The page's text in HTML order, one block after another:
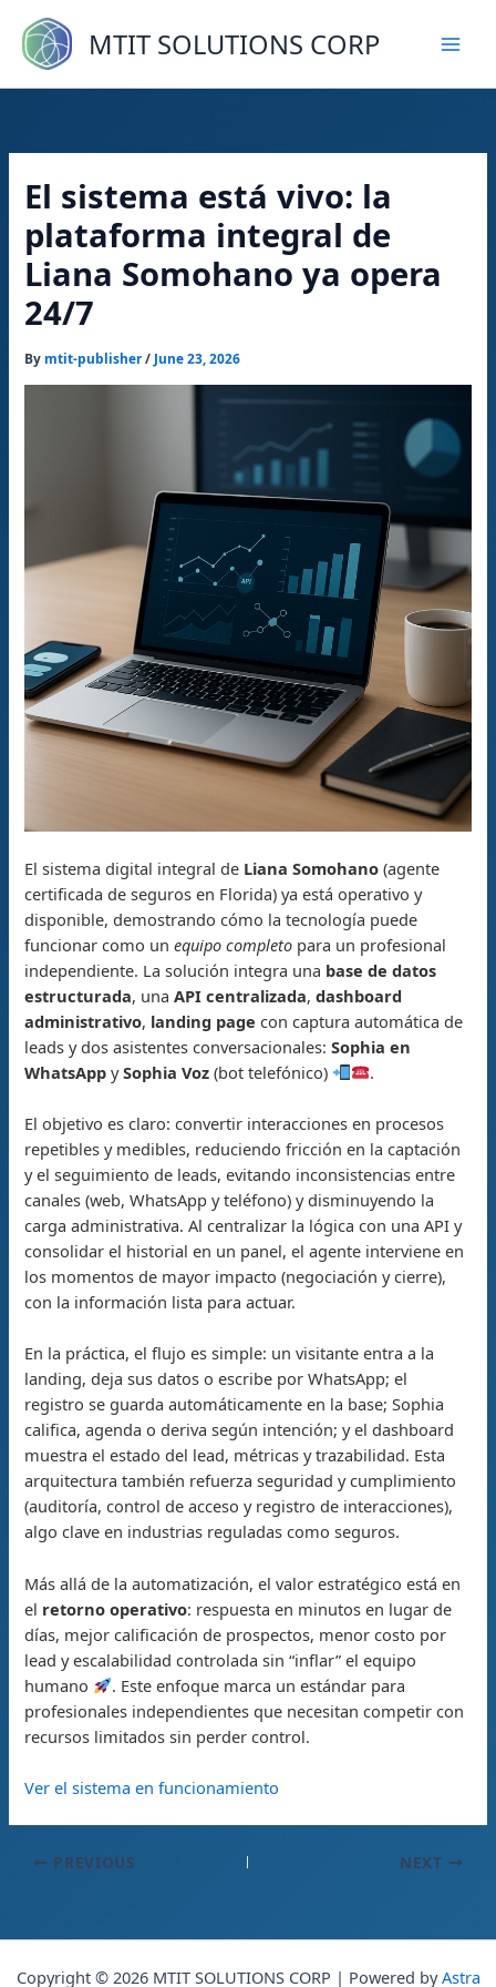
content
MTIT SOLUTIONS CORP
El sistema está vivo: la
plataforma integral de
Liana Somohano ya opera
24/7
By mtit-publisher/ June 23, 2026
El sistema digital integral de Liana Somohano (agente
certificada de seguros en Florida) ya está operativo y
disponible, demostrando cómo la tecnología puede
funcionar como unequipo completo para un profesional
independiente. La solución integra una base de datos
estructurada, unaAPI centralizada,dashboard
administrativo, landing page con captura automática de
leads y dos asistentes conversacionales:Sophia en
WhatsApp ySophia Voz (bot telefónico) .
El objetivo es claro: convertir interacciones en procesos
repetibles y medibles, reduciendo fricción en la captación
y el seguimiento de leads, evitando inconsistencias entre
canales (web, WhatsApp y teléfono) y disminuyendo la
carga administrativa. Al centralizar la lógica con una API y
consolidar el historial en un panel, el agente interviene en
los momentos de mayor impacto (negociación y cierre),
con la información lista para actuar.
En la práctica, el flujo es simple: un visitante entra a la
landing, deja sus datos o escribe por WhatsApp; el
registro se guarda automáticamente en la base; Sophia
califica, agenda o deriva según intención; y el dashboard
muestra el estado del lead, métricas y trazabilidad. Esta
arquitectura también refuerza seguridad y cumplimiento
(auditoría, control de acceso y registro de interacciones),
algo clave en industrias reguladas como seguros.
Más allá de la automatización, el valor estratégico está en
el retorno operativo: respuesta en minutos en lugar de
días, mejor calificación de prospectos, menor costo por
lead y escalabilidad controlada sin “inflar” el equipo
humano
. Este enfoque marca un estándar para
profesionales independientes que necesitan competir con
recursos limitados sin perder control.
Ver el sistema en funcionamiento
PREVIOUS NEXT
Copyright © 2026 MTIT SOLUTIONS CORP | Powered byAstra